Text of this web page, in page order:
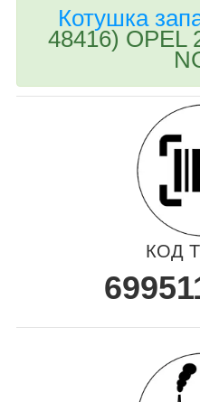
Котушка
48416) OPEL
КОД